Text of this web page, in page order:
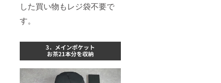
した買い物もレジ袋不要で
す。